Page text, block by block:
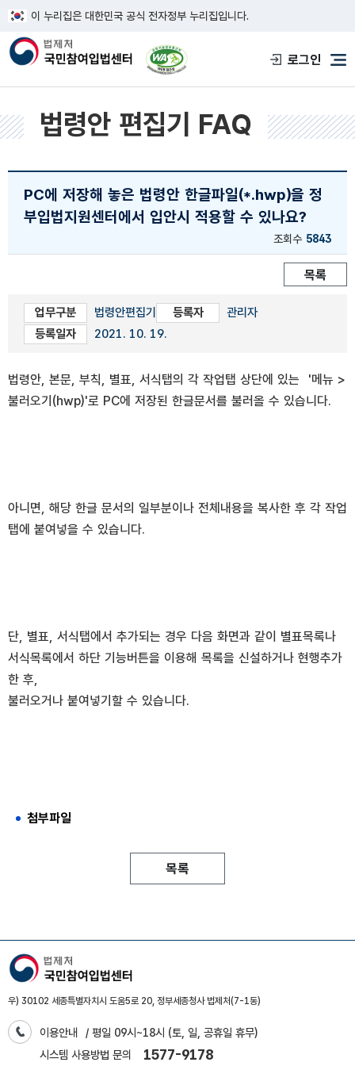
이 누리집은 대한민국 공식 전자정부 누리집입니다.
한국웹접근성인증평가원 웹접근성 사이
로그인
메
법령안 편집기 FAQ
PC에 저장해 놓은 법령안 한글파일(*.hwp)을 정
부입법지원센터에서 입안시 적용할 수 있나요?
조회수 5843
목록
업무구분 법령안편집기 등록자
관리자
등록일자
2021. 10. 19.
법령안, 본문, 부칙, 별표, 서식탭의 각 작업탭 상단에 있는 '메뉴 >
불러오기(hwp)'로 PC에 저장된 한글문서를 불러올 수 있습니다.
아니면, 해당 한글 문서의 일부분이나 전체내용을 복사한 후 각 작업
탭에 붙여넣을 수 있습니다.
단, 별표, 서식탭에서 추가되는 경우 다음 화면과 같이 별표목록나
서식목록에서 하단 기능버튼을 이용해 목록을 신설하거나 현행추가
한 후,
불러오거나 붙여넣기할 수 있습니다.
첨부파일
목록
우) 30102 세종특별자치시 도움5로 20, 정부세종청사 법제처(7-1동)
이용안내
/ 평일 09시~18시 (토, 일, 공휴일 휴무)
시스템 사용방법 문의
1577-9178